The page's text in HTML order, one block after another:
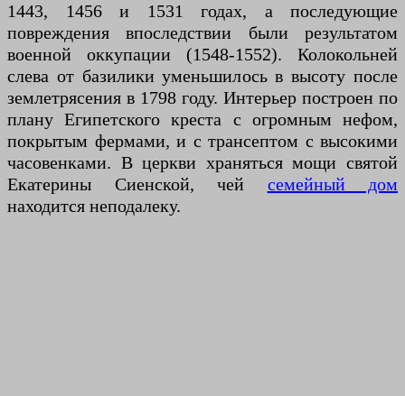
1443, 1456 и 1531 годах, а последующие
повреждения впоследствии были результатом
военной оккупации (1548-1552). Колокольней
слева от базилики уменьшилось в высоту после
землетрясения в 1798 году. Интерьер построен по
плану Египетского креста с огромным нефом,
покрытым фермами, и с трансептом с высокими
часовенками. В церкви храняться мощи святой
Екатерины Сиенской, чей семейный дом
находится неподалеку.